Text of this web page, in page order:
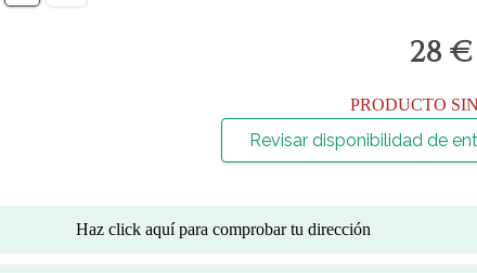
28 €
PRODUCTO
Revisar disponibilidad de
Haz click aquí para comprobar tu dirección